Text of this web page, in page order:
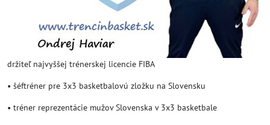
držiteľ najvyššej trénerskej licencie FIBA
• šéftréner pre 3x3 basketbalovú zložku na Slovensku
• tréner reprezentácie mužov Slovenska v 3x3 basketbale